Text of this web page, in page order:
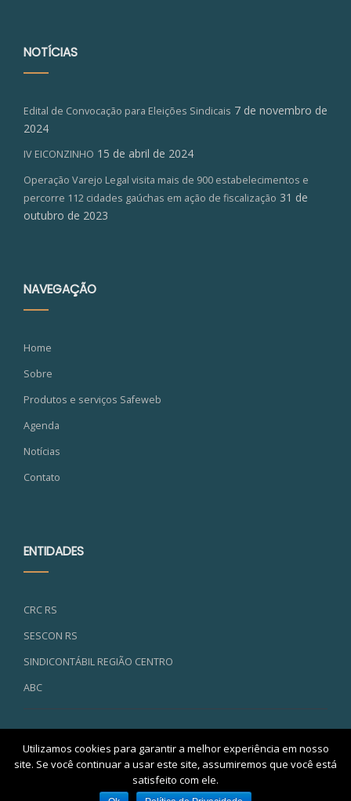
NOTÍCIAS
Edital de Convocação para Eleições Sindicais 7 de novembro de
2024
IV EICONZINHO 15 de abril de 2024
Operação Varejo Legal visita mais de 900 estabelecimentos e
percorre 112 cidades gaúchas em ação de fiscalização 31 de
outubro de 2023
NAVEGAÇÃO
Home
Sobre
Produtos e serviços Safeweb
Agenda
Notícias
Contato
ENTIDADES
CRC RS
SESCON RS
SINDICONTÁBIL REGIÃO CENTRO
ABC
Utilizamos cookies para garantir a melhor experiência em nosso
site. Se você continuar a usar este site, assumiremos que você está
satisfeito com ele.